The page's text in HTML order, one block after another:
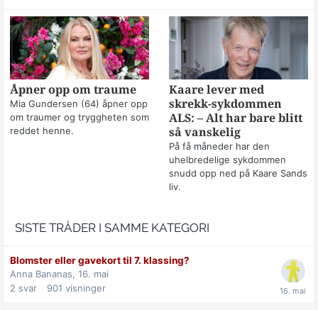
Åpner opp om traume
Mia Gundersen (64) åpner opp
om traumer og tryggheten som
reddet henne.
Kaare lever med
skrekk-sykdommen
ALS: – Alt har bare blitt
så vanskelig
På få måneder har den
uhelbredelige sykdommen
snudd opp ned på Kaare Sands
liv.
SISTE TRÅDER I SAMME KATEGORI
Blomster eller gavekort til 7. klassing?
Anna Bananas, 16. mai
2 svar 901 visninger